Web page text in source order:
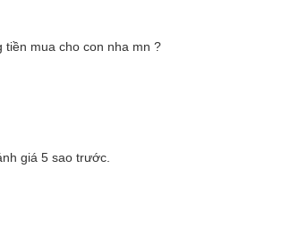
mua cho con nha mn ?
giá 5 sao trước.